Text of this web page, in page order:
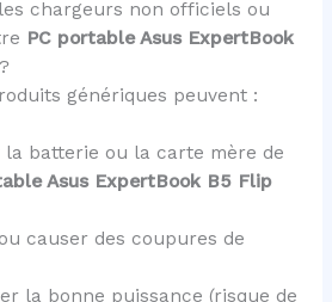
chargeurs non officiels ou
PC portable Asus ExpertBook
génériques peuvent :
la batterie ou la carte mère de
Asus ExpertBook B5 Flip
causer des coupures de
la bonne puissance (risque de